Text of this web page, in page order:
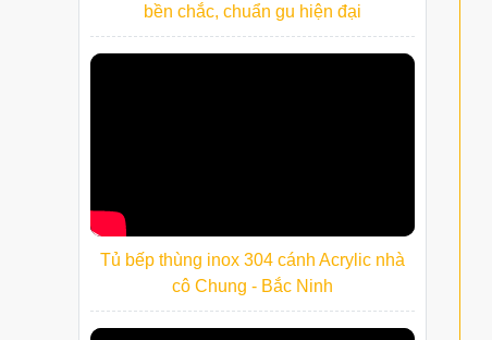
bền chắc, chuẩn gu hiện đại
Tủ bếp thùng inox 304 cánh Acrylic nhà
cô Chung - Bắc Ninh